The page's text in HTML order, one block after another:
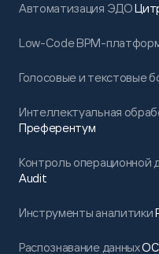
Автоматизация ЭДО
Low-Code BPM-
Голосовые и текстовые
Интеллектуальная
Преферентум
Контроль операционной
Audit
Инструменты аналитики
Распознавание данных